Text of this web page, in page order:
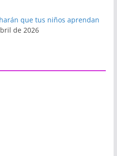
que tus niños aprendan
de 2026